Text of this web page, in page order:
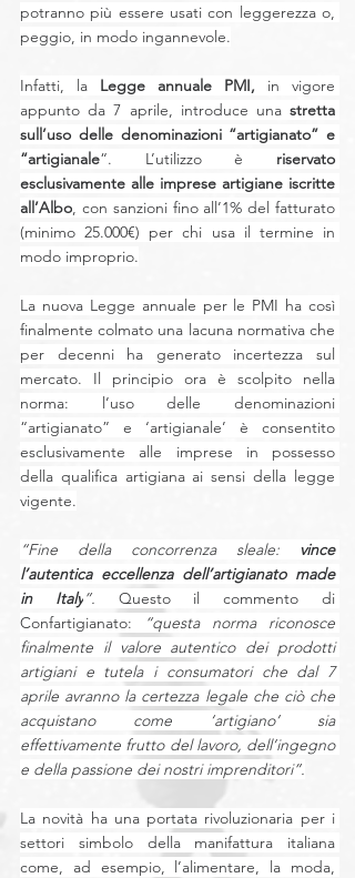
potranno più essere usati con leggerezza o,
peggio, in modo ingannevole.
Infatti, la Legge annuale PMI, in vigore
appunto da 7 aprile, introduce una stretta
sull’uso delle denominazioni “artigianato” e
“artigianale“. L’utilizzo è riservato
esclusivamente alle imprese artigiane iscritte
all’Albo, con sanzioni fino all’1% del fatturato
(minimo 25.000€) per chi usa il termine in
modo improprio.
La nuova Legge annuale per le PMI ha così
finalmente colmato una lacuna normativa che
per decenni ha generato incertezza sul
mercato. Il principio ora è scolpito nella
norma: l’uso delle denominazioni
“artigianato” e ‘artigianale’ è consentito
esclusivamente alle imprese in possesso
della qualifica artigiana ai sensi della legge
vigente.
“Fine della concorrenza sleale: vince
l’autentica eccellenza dell’artigianato made
in Italy”. Questo il commento di
Confartigianato:
“questa norma riconosce
finalmente il valore autentico dei prodotti
artigiani e tutela i consumatori che dal 7
aprile avranno la certezza legale che ciò che
acquistano come ‘artigiano’ sia
effettivamente frutto del lavoro, dell’ingegno
e della passione dei nostri imprenditori”.
La novità ha una portata rivoluzionaria per i
settori simbolo della manifattura italiana
come, ad esempio, l’alimentare, la moda,